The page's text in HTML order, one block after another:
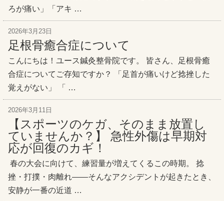
ろが痛い」「アキ …
2026年3月23日
足根骨癒合症について
こんにちは！ユース鍼灸整骨院です。 皆さん、足根骨癒
合症についてご存知ですか？ 「足首が痛いけど捻挫した
覚えがない」 「 …
2026年3月11日
【スポーツのケガ、そのまま放置し
ていませんか？】 急性外傷は早期対
応が回復のカギ！
春の大会に向けて、練習量が増えてくるこの時期。 捻
挫・打撲・肉離れ——そんなアクシデントが起きたとき、
安静が一番の近道 …